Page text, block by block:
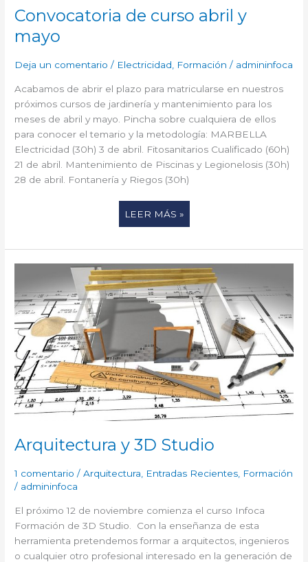
Convocatoria de curso abril y
mayo
Deja un comentario / Electricidad Formación / admininfoca
Acabamos de abrir el plazo para matricularse en nuestros
próximos cursos de jardinería y mantenimiento para los
meses de abril y mayo. Pincha sobre cualquiera de ellos
para conocer el temario y la metodología: MARBELLA
Electricidad (30h) 3 de abril. Fitosanitarios Cualificado (60h)
21 de abril. Mantenimiento de Piscinas y Legionelosis (30h)
28 de abril. Fontanería y Riegos (30h)
CONVOCATORIA
MAYO
LEER MÁS »
Arquitectura y 3D Studio
1 comentario /Arquitectura Entradas Recientes Formación
/ admininfoca
El próximo 12 de noviembre comienza el curso Infoca
Formación de 3D Studio. Con la enseñanza de esta
herramienta pretendemos formar a arquitectos, ingenieros
o cualquier otro profesional interesado en la generación de
ARQUITECTURA
Y
3D
STUDIO